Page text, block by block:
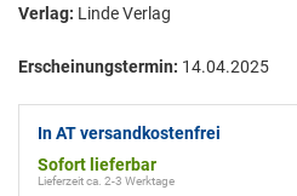
Verlag: Linde Verlag
Erscheinungstermin: 14.04.2025
In AT versandkostenfrei
Sofort lieferbar
Lieferzeit ca. 2-3 Werktage